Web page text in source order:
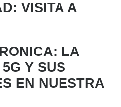
VISITA A
LA
Y SUS
EN NUESTRA